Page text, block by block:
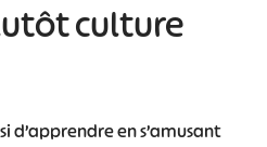
culture
d’apprendre en s’amusant